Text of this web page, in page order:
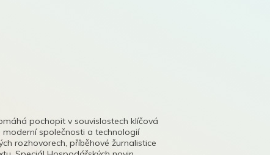
pochopit v souvislostech klíčová
společnosti a technologií
rozhovorech, příběhové žurnalistice